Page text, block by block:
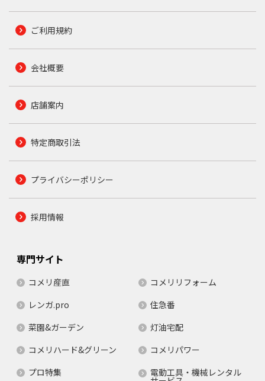
ご利用規約
会社概要
店舗案内
特定商取引法
プライバシーポリシー
採用情報
専門サイト
コメリ産直
コメリリフォーム
レンガ.pro
住急番
菜園&ガーデン
灯油宅配
コメリハード&グリーン
コメリパワー
プロ特集
電動工具・機械レンタル